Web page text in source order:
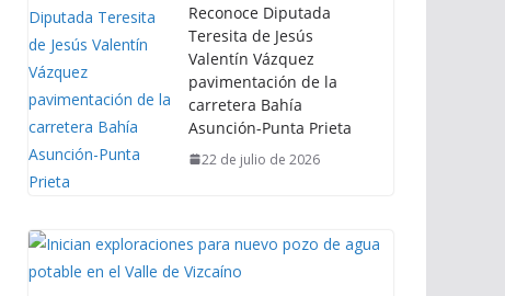
Reconoce Diputada
Teresita de Jesús
Valentín Vázquez
pavimentación de la
carretera Bahía
Asunción-Punta Prieta
22 de julio de 2026